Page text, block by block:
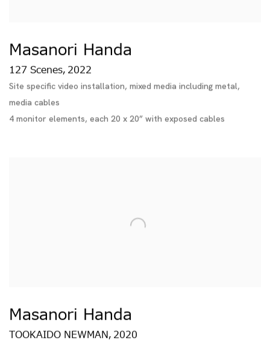
Masanori Handa
127 Scenes, 2022
Site specific video installation, mixed media including metal,
media cables
4 monitor elements, each 20 x 20” with exposed cables
Masanori Handa
TOOKAIDO NEWMAN, 2020